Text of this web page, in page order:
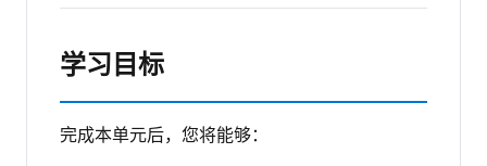
学习目标
完成本单元后，您将能够：